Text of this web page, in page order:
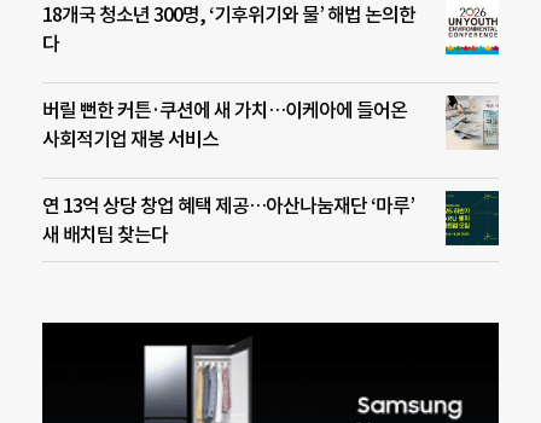
18개국 청소년 300명, ‘기후위기와 물’ 해법 논의한
다
버릴 뻔한 커튼·쿠션에 새 가치…이케아에 들어온
사회적기업 재봉 서비스
연 13억 상당 창업 혜택 제공…아산나눔재단 ‘마루’
새 배치팀 찾는다